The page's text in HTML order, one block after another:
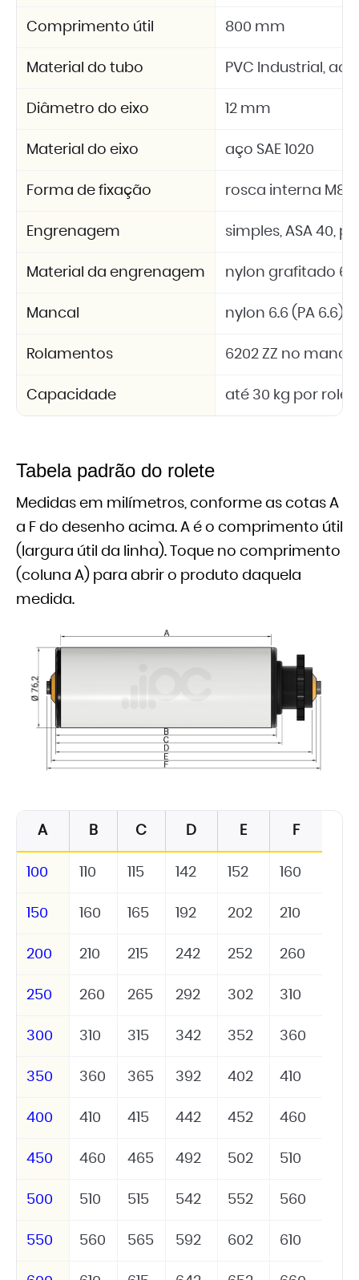
Comprimento útil 800 mm
Material do tubo PVC Industrial,
Diâmetro do eixo 12 mm
Material do eixo aço SAE 1020
Forma de fixação rosca interna M8
Engrenagem simples, ASA 40,
Material da engrenagem nylon grafitado 6.6
Mancal nylon 6.6 (PA 6.6)
Rolamentos 6202 ZZ no
Capacidade até 30 kg por
Tabela padrão do rolete
Medidas em milímetros, conforme as cotas A
a F do desenho acima. A é o comprimento útil
(largura útil da linha). Toque no comprimento
(coluna A) para abrir o produto daquela
medida.
A B C D E F
100 110 115 142 152 160
150 160 165 192 202 210
200 210 215 242 252 260
250 260 265 292 302 310
300 310 315 342 352 360
350 360 365 392 402 410
400 410 415 442 452 460
450 460 465 492 502 510
500 510 515 542 552 560
550 560 565 592 602 610